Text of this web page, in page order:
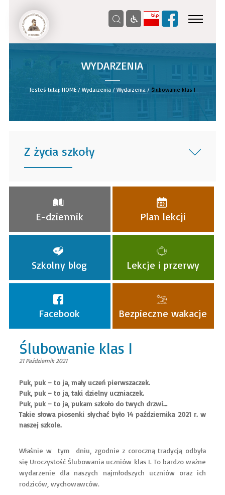
WYDARZENIA
__
Jesteś tutaj: HOME/ Wydarzenia/ Wydarzenia/ Ślubowanie klas I
Z życia szkoły
______
E-dziennik Plan lekcji
Szkolny blog Lekcje i przerwy
Facebook Bezpieczne wakacje
Ślubowanie klas I
21 Październik 2021
Puk, puk – to ja, mały uczeń pierwszaczek.
Puk, puk – to ja, taki dzielny uczniaczek.
Puk, puk – to ja, pukam szkoło do twych drzwi…
Takie słowa piosenki słychać było 14 października 2021 r. w
naszej szkole.
Właśnie w tym dniu, zgodnie z coroczną tradycją odbyła
się Uroczystość Ślubowania uczniów klas I. To bardzo ważne
wydarzenie dla naszych najmłodszych uczniów oraz ich
rodziców, wychowawców.